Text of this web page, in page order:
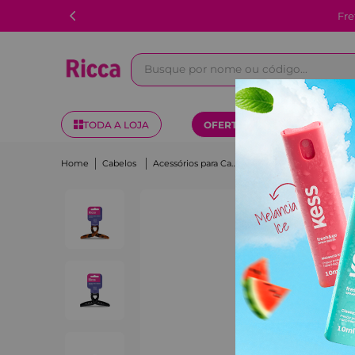
Busque por nome ou código...
TODA A LOJA OFERTAS KITS
Cabelos Acessórios para Cabelo Piranha Loop Média Ricca